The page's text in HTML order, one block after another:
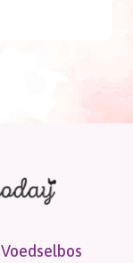
Voedselbos